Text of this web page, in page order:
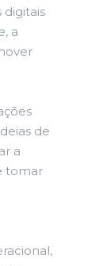
digitais
a
de
a
tomar